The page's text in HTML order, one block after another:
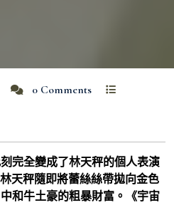
0 Comments
完全變成了林天秤的個人表演
天秤隨即將蕾絲絲帶拋向金色
和牛土豪的粗暴財富。《宇宙